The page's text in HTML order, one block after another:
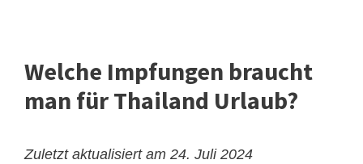
Welche Impfungen braucht
man für Thailand Urlaub?
Zuletzt aktualisiert am 24. Juli 2024